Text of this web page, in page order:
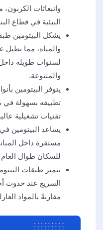
وانبعاثات
البيئية في قطاع
يشكل البيتومين
والمياه، مما
لسنوات طويلة داخل
والمتنوعة.
يتوفر البيتومين
تطبيقه بسهولة في
تقنيات تشغيلية
يساعد البيتومين
مستقرة داخل
للسكان طوال
تتميز طبقات
السريع عند حدوث
مقارنةً بالمواد